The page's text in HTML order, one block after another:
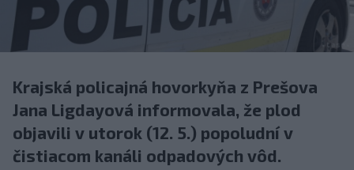
Krajská policajná hovorkyňa z Prešova
Jana Ligdayová informovala, že plod
objavili v utorok (12. 5.) popoludní v
čistiacom kanáli odpadových vôd.